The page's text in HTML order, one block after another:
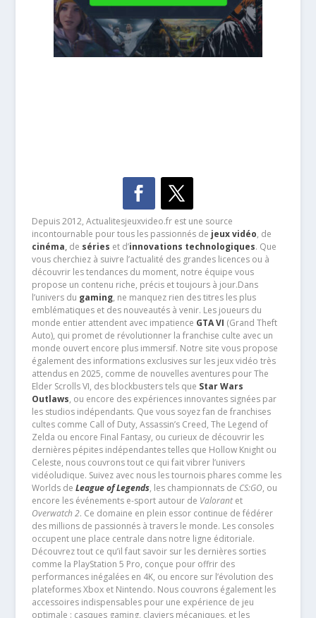
Depuis 2012, Actualitesjeuxvideo.fr est une source
incontournable pour tous les passionnés de jeux vidéo, de
cinéma,de séries et d’innovations technologiques. Que
vous cherchiez à suivre l’actualité des grandes licences ou à
découvrir les tendances du moment, notre équipe vous
propose un contenu riche, précis et toujours à jour.Dans
l’univers du gaming, ne manquez rien des titres les plus
emblématiques et des nouveautés à venir. Les joueurs du
monde entier attendent avec impatience GTA VI (Grand Theft
Auto), qui promet de révolutionner la franchise culte avec un
monde ouvert encore plus immersif. Notre site vous propose
également des informations exclusives sur les jeux vidéo très
attendus en 2025, comme de nouvelles aventures pour The
Elder Scrolls VI, des blockbusters tels que Star Wars
Outlaws, ou encore des expériences innovantes signées par
les studios indépendants. Que vous soyez fan de franchises
cultes comme Call of Duty, Assassin’s Creed, The Legend of
Zelda ou encore Final Fantasy, ou curieux de découvrir les
dernières pépites indépendantes telles que Hollow Knight ou
Celeste, nous couvrons tout ce qui fait vibrer l’univers
vidéoludique. Suivez avec nous les tournois phares comme les
Worlds de League of Legends, les championnats de CS:GO, ou
encore les événements e-sport autour de Valorantet
Overwatch 2. Ce domaine en plein essor continue de fédérer
des millions de passionnés à travers le monde. Les consoles
occupent une place centrale dans notre ligne éditoriale.
Découvrez tout ce qu’il faut savoir sur les dernières sorties
comme la PlayStation 5 Pro, conçue pour offrir des
performances inégalées en 4K, ou encore sur l’évolution des
plateformes Xbox et Nintendo. Nous couvrons également les
accessoires indispensables pour une expérience de jeu
optimale : casques gaming, claviers mécaniques, et les